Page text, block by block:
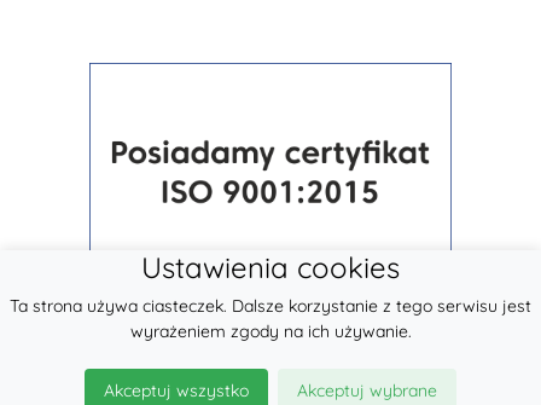
Ustawienia cookies
Ta strona używa ciasteczek. Dalsze korzystanie z tego serwisu jest
wyrażeniem zgody na ich używanie.
Akceptuj wszystko Akceptuj wybrane